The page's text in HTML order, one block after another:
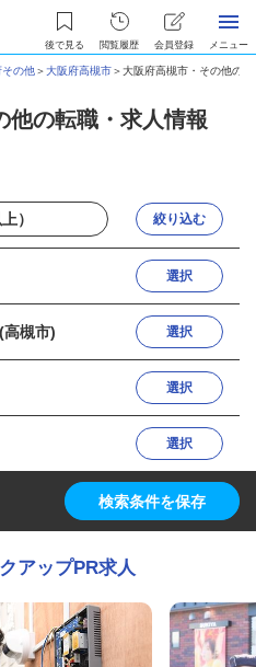
後で見る 閲覧履歴 会員登録 メニュー
その他＞大阪府高槻市＞大阪府高槻市・その他の
他の転職・求人情報
絞り込む
選択
高槻市) 選択
選択
選択
検索条件を保存
アップPR求人